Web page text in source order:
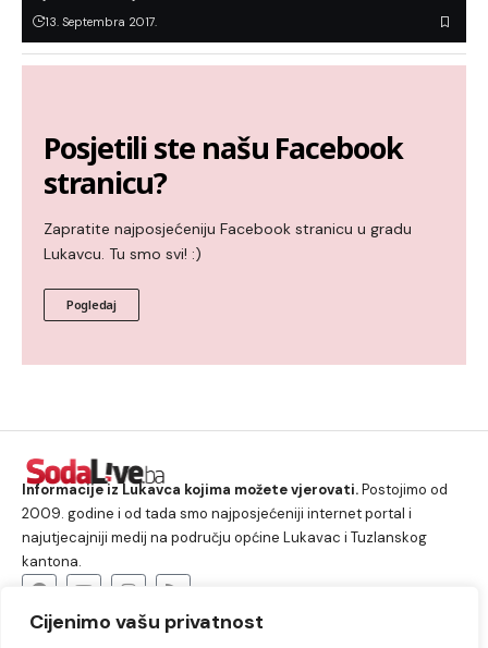
Cijenimo vašu privatnost
13. Septembra 2017.
Posjetili ste našu Facebook
stranicu?
Zapratite najposjećeniju Facebook stranicu u gradu
Lukavcu. Tu smo svi! :)
Pogledaj
Informacije iz Lukavca kojima možete vjerovati.Postojimo od
2009. godine i od tada smo najposjećeniji internet portal i
najutjecajniji medij na području općine Lukavac i Tuzlanskog
kantona.